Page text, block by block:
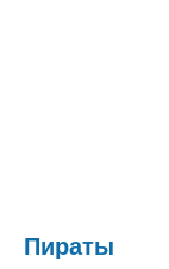
Пираты